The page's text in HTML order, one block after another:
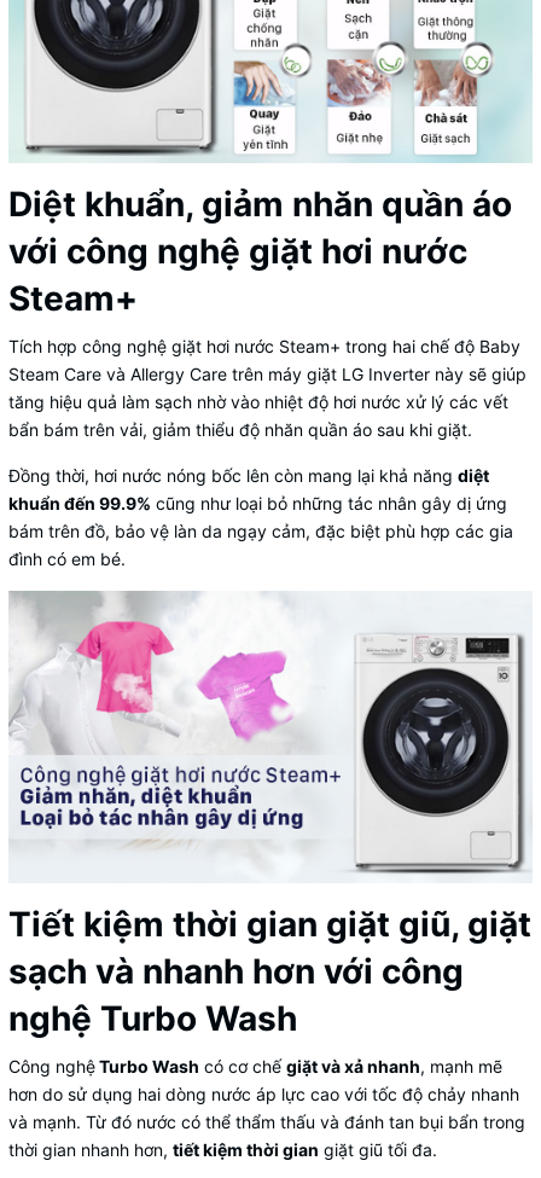
Diệt khuẩn, giảm nhăn quần áo
với công nghệ giặt hơi nước
Steam+
Tích hợp công nghệ giặt hơi nước Steam+ trong hai chế độ Baby
Steam Care và Allergy Care trên máy giặt LG Inverter này sẽ giúp
tăng hiệu quả làm sạch nhờ vào nhiệt độ hơi nước xử lý các vết
bẩn bám trên vải, giảm thiểu độ nhăn quần áo sau khi giặt.
Đồng thời, hơi nước nóng bốc lên còn mang lại khả năng diệt
khuẩn đến 99.9% cũng như loại bỏ những tác nhân gây dị ứng
bám trên đồ, bảo vệ làn da ngạy cảm, đặc biệt phù hợp các gia
đình có em bé.
Tiết kiệm thời gian giặt giũ, giặt
sạch và nhanh hơn với công
nghệ Turbo Wash
Công nghệTurbo Wash có cơ chếgiặt và xả nhanh, mạnh mẽ
hơn do sử dụng hai dòng nước áp lực cao với tốc độ chảy nhanh
và mạnh. Từ đó nước có thể thẩm thấu và đánh tan bụi bẩn trong
thời gian nhanh hơn, tiết kiệm thời gian giặt giũ tối đa.